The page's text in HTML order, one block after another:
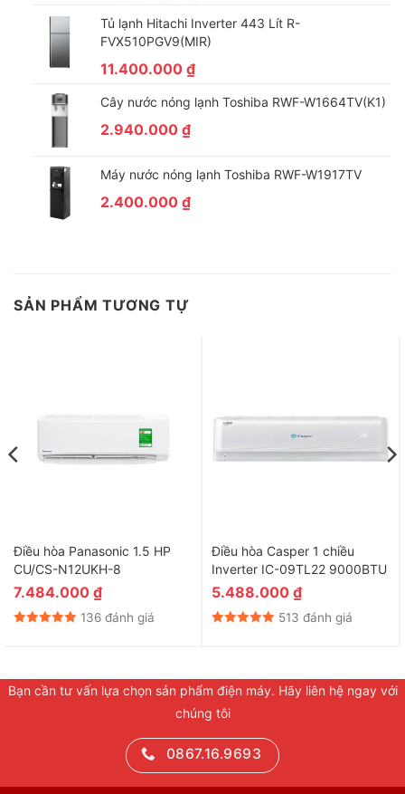
Tủ lạnh Hitachi Inverter 443 Lít R-
FVX510PGV9(MIR)
11.400.000 ₫
Cây nước nóng lạnh Toshiba RWF-W1664TV(K1)
2.940.000 ₫
Máy nước nóng lạnh Toshiba RWF-W1917TV
2.400.000 ₫
SẢN PHẨM TƯƠNG TỰ
Điều hòa Panasonic 1.5 HP
CU/CS-N12UKH-8
7.484.000 ₫
136 đánh giá
Điều hòa Casper 1 chiều
Inverter IC-09TL22 9000BTU
5.488.000 ₫
513 đánh giá
Bạn cần tư vấn lựa chọn sản phẩm điện máy. Hãy liên hệ ngay với
chúng tôi
0867.16.9693